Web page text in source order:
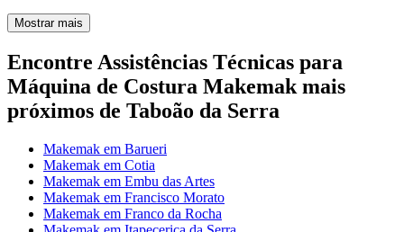
Mostrar mais
Encontre Assistências Técnicas para
Máquina de Costura Makemak mais
próximos de Taboão da Serra
Makemak em Barueri
Makemak em Cotia
Makemak em Embu das Artes
Makemak em Francisco Morato
Makemak em Franco da Rocha